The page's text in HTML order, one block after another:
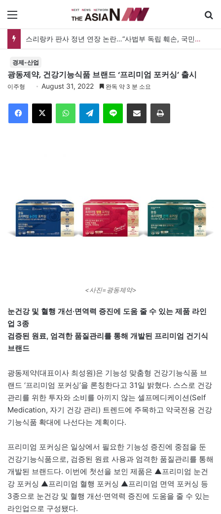
스리랑카 판사 정년 연장 논란…“사법부 독립 훼손, 국민투표 필요”
경제-산업
광동제약, 건강기능식품 브랜드 ‘프리미엄 포커싱’ 출시
이주형 August 31, 2022 완독 약 3 분 소요
Telegram 이메일
<사진=광동제약>
눈건강 및 혈행 개선·면역력 증진에 도움 줄 수 있는 제품 라인
업 3종
검증된 원료, 엄격한 품질관리를 통해 개발된 프리미엄 건기식
브랜드
광동제약(대표이사 최성원)은 기능성 맞춤형 건강기능식품 브
랜드 ‘프리미엄 포커싱’을 론칭한다고 31일 밝혔다. 스스로 건강
관리를 위한 투자와 소비를 아끼지 않는 셀프메디케이션(Self
Medication, 자기 건강 관리) 트렌드에 주목하고 약국전용 건강
기능식품 확대에 나선다는 계획이다.
프리미엄 포커싱은 일상에서 필요한 기능성 증진에 중점을 둔
건강기능식품으로, 검증된 원료 사용과 엄격한 품질관리를 통해
개발된 브랜드다. 이번에 첫선을 보인 제품은 ▲프리미엄 눈건
강 포커싱 ▲프리미엄 혈행 포커싱 ▲프리미엄 면역 포커싱 등
3종으로 눈건강 및 혈행 개선·면역력 증진에 도움을 줄 수 있는
라인업으로 구성됐다.